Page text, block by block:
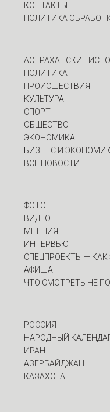
КОНТАКТЫ
ПОЛИТИКА
АСТРАХАНСКИЕ
ПОЛИТИКА
ПРОИСШЕСТВИЯ
КУЛЬТУРА
СПОРТ
ОБЩЕСТВО
ЭКОНОМИКА
БИЗНЕС И
ВСЕ НОВОСТИ
ФОТО
ВИДЕО
МНЕНИЯ
ИНТЕРВЬЮ
CПЕЦПРОЕКТЫ —
АФИША
ЧТО СМОТРЕТЬ НЕ
РОССИЯ
НАРОДНЫЙ
ИРАН
АЗЕРБАЙДЖАН
КАЗАХСТАН